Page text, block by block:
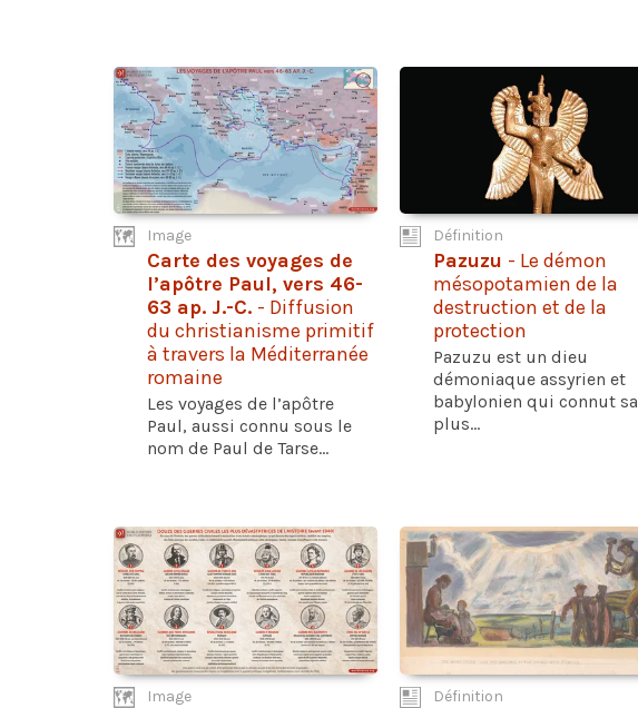
Image
Carte des voyages de
l’apôtre Paul, vers 46-
63 ap. J.-C. - Diffusion
du christianisme primitif
à travers la Méditerranée
romaine
Les voyages de l’apôtre
Paul, aussi connu sous le
nom de Paul de Tarse...
Définition
Pazuzu - Le démon
mésopotamien de la
destruction et de la
protection
Pazuzu est un dieu
démoniaque assyrien et
babylonien qui connut sa
plus...
Image Définition